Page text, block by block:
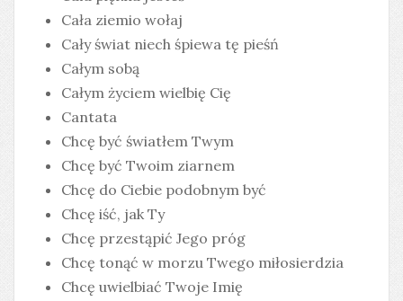
Cała ziemio wołaj
Cały świat niech śpiewa tę pieśń
Całym sobą
Całym życiem wielbię Cię
Cantata
Chcę być światłem Twym
Chcę być Twoim ziarnem
Chcę do Ciebie podobnym być
Chcę iść, jak Ty
Chcę przestąpić Jego próg
Chcę tonąć w morzu Twego miłosierdzia
Chcę uwielbiać Twoje Imię